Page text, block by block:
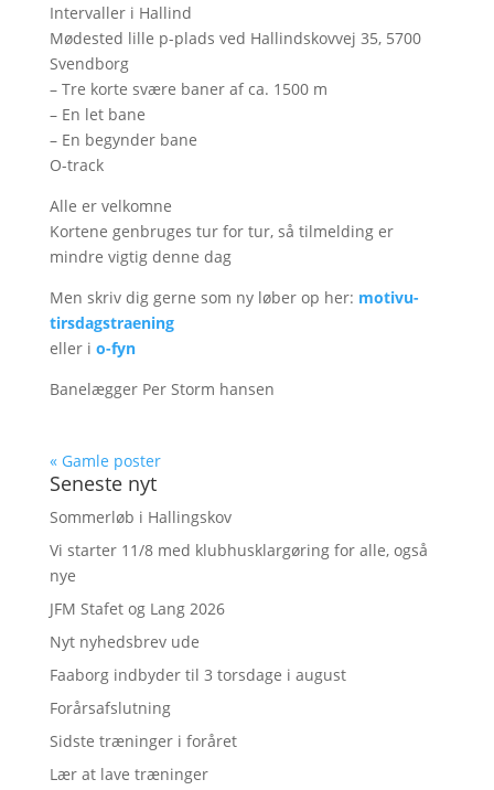
Intervaller i Hallind
Mødested lille p-plads ved Hallindskovvej 35, 5700
Svendborg
– Tre korte svære baner af ca. 1500 m
– En let bane
– En begynder bane
O-track
Alle er velkomne
Kortene genbruges tur for tur, så tilmelding er
mindre vigtig denne dag
Men skriv dig gerne som ny løber op her: motivu-
tirsdagstraening
eller i o-fyn
Banelægger Per Storm hansen
« Gamle poster
Seneste nyt
Sommerløb i Hallingskov
Vi starter 11/8 med klubhusklargøring for alle, også
nye
JFM Stafet og Lang 2026
Nyt nyhedsbrev ude
Faaborg indbyder til 3 torsdage i august
Forårsafslutning
Sidste træninger i foråret
Lær at lave træninger